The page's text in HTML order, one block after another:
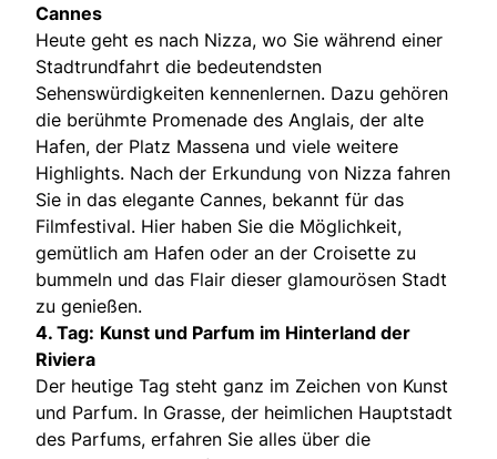
Cannes
Heute geht es nach Nizza, wo Sie während einer
Stadtrundfahrt die bedeutendsten
Sehenswürdigkeiten kennenlernen. Dazu gehören
die berühmte Promenade des Anglais, der alte
Hafen, der Platz Massena und viele weitere
Highlights. Nach der Erkundung von Nizza fahren
Sie in das elegante Cannes, bekannt für das
Filmfestival. Hier haben Sie die Möglichkeit,
gemütlich am Hafen oder an der Croisette zu
bummeln und das Flair dieser glamourösen Stadt
zu genießen.
4. Tag: Kunst und Parfum im Hinterland der
Riviera
Der heutige Tag steht ganz im Zeichen von Kunst
und Parfum. In Grasse, der heimlichen Hauptstadt
des Parfums, erfahren Sie alles über die